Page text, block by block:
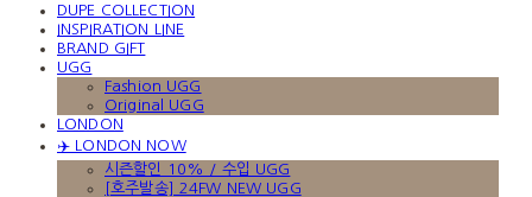
DUPE COLLECTION
INSPIRATION LINE
BRAND GIFT
UGG
Fashion UGG
Original UGG
LONDON
✈️ LONDON NOW
시즌할인 10% / 수입 UGG
[호주발송] 24FW NEW UGG